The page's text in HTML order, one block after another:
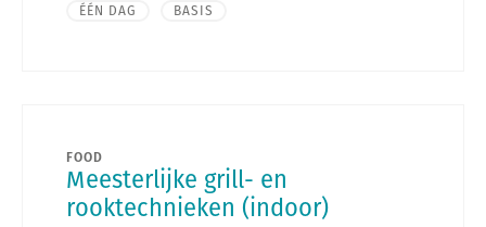
ÉÉN DAG BASIS
FOOD
Meesterlijke grill- en
rooktechnieken (indoor)